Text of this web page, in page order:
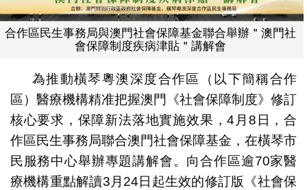
合作區民生事務局與澳門社會保障基金聯合舉辦＂澳門社
會保障制度疾病津貼＂講解會
為推動橫琴粵澳深度合作區（以下簡稱合作
區）醫療機構精准把握澳門《社會保障制度》修訂
核心要求，保障新法落地實施效果，4月8日，合
作區民生事務局聯合澳門社會保障基金，在橫琴市
民服務中心舉辦專題講解會。向合作區逾70家醫
療機構重點解讀3月24日起生效的修訂版《社會保